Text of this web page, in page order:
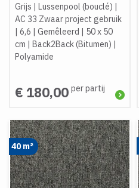
Grijs | Lussenpool (bouclé) |
AC 33 Zwaar project gebruik
| 6,6 | Gemêleerd | 50 x 50
cm | Back2Back (Bitumen) |
Polyamide
€ 180,00 per partij
40 m²